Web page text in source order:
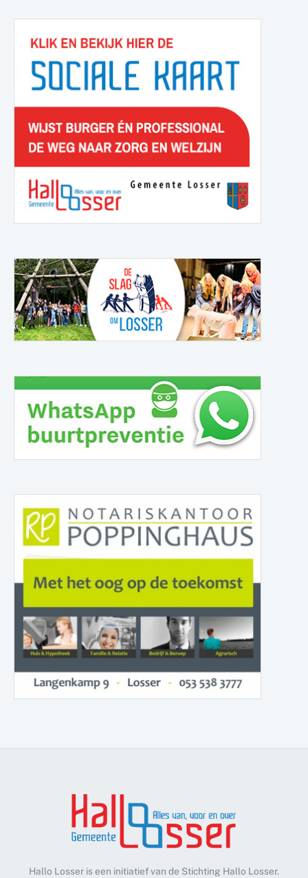
Hallo Losser is een initiatief van de Stichting Hallo Losser.